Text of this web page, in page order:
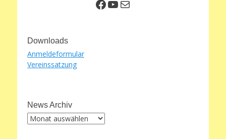
Facebook
YouTube
E-Mail
Downloads
Anmeldeformular
Vereinssatzung
News Archiv
News